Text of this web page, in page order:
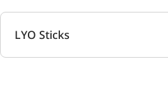
LYO Sticks